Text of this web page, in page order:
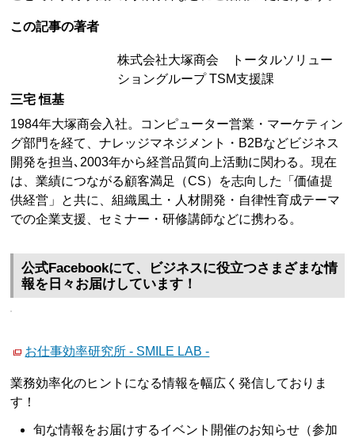
この記事の著者
株式会社大塚商会 トータルソリュー
ショングループ TSM支援課
三宅 恒基
1984年大塚商会入社。コンピューター営業・マーケティン
グ部門を経て、ナレッジマネジメント・B2Bなどビジネス
開発を担当､2003年から経営品質向上活動に関わる。現在
は、業績につながる顧客満足（CS）を志向した「価値提
供経営」と共に、組織風土・人材開発・自律性育成テーマ
での企業支援、セミナー・研修講師などに携わる。
公式Facebookにて、ビジネスに役立つさまざまな情
報を日々お届けしています！
お仕事効率研究所 - SMILE LAB -
業務効率化のヒントになる情報を幅広く発信しておりま
す！
旬な情報をお届けするイベント開催のお知らせ（参加